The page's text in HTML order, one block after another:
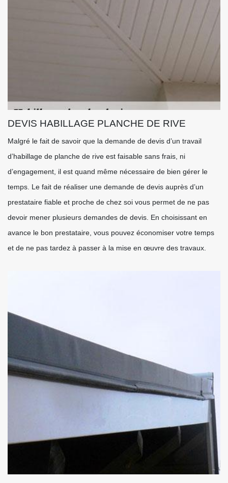
DEVIS HABILLAGE PLANCHE DE RIVE
Malgré le fait de savoir que la demande de devis d’un travail
d’habillage de planche de rive est faisable sans frais, ni
d’engagement, il est quand même nécessaire de bien gérer le
temps. Le fait de réaliser une demande de devis auprès d’un
prestataire fiable et proche de chez soi vous permet de ne pas
devoir mener plusieurs demandes de devis. En choisissant en
avance le bon prestataire, vous pouvez économiser votre temps
et de ne pas tardez à passer à la mise en œuvre des travaux.